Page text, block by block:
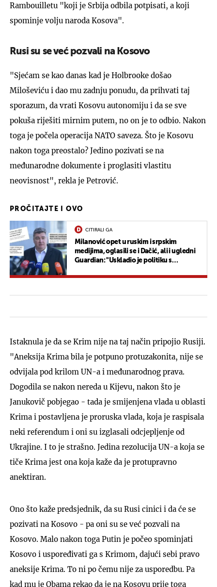
Rambouilletu "koji je Srbija odbila potpisati, a koji
spominje volju naroda Kosova".
Rusi su se već pozvali na Kosovo
"Sjećam se kao danas kad je Holbrooke došao
Miloševiću i dao mu zadnju ponudu, da prihvati taj
sporazum, da vrati Kosovu autonomiju i da se sve
pokuša riješiti mirnim putem, no on je to odbio. Nakon
toga je počela operacija NATO saveza. Što je Kosovu
nakon toga preostalo? Jedino pozivati se na
međunarodne dokumente i proglasiti vlastitu
neovisnost", rekla je Petrović.
PROČITAJTE I OVO
CITIRALI GA
Milanović opet u ruskim i srpskim
medijima, oglasili se i Dačić, ali i ugledni
Guardian: "Uskladio je politiku s
Istaknula je da se Krim nije na taj način pripojio Rusiji.
"Aneksija Krima bila je potpuno protuzakonita, nije se
odvijala pod krilom UN-a i međunarodnog prava.
Dogodila se nakon nereda u Kijevu, nakon što je
Janukovič pobjegao - tada je smijenjena vlada u oblasti
Krima i postavljena je proruska vlada, koja je raspisala
neki referendum i oni su izglasali odcjepljenje od
Ukrajine. I to je strašno. Jedina rezolucija UN-a koja se
tiče Krima jest ona koja kaže da je protupravno
anektiran.
Ono što kaže predsjednik, da su Rusi cinici i da će se
pozivati na Kosovo - pa oni su se već pozvali na
Kosovo. Malo nakon toga Putin je počeo spominjati
Kosovo i uspoređivati ga s Krimom, dajući sebi pravo
aneksije Krima. To ni po čemu nije za usporedbu. Pa
kad mu je Obama rekao da je na Kosovu prije toga